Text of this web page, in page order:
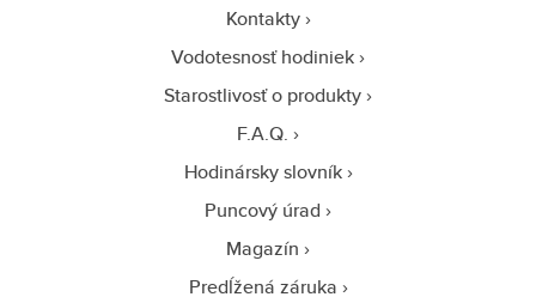
Kontakty
Vodotesnosť hodiniek
Starostlivosť o produkty
F.A.Q.
Hodinársky slovník
Puncový úrad
Magazín
Predĺžená záruka